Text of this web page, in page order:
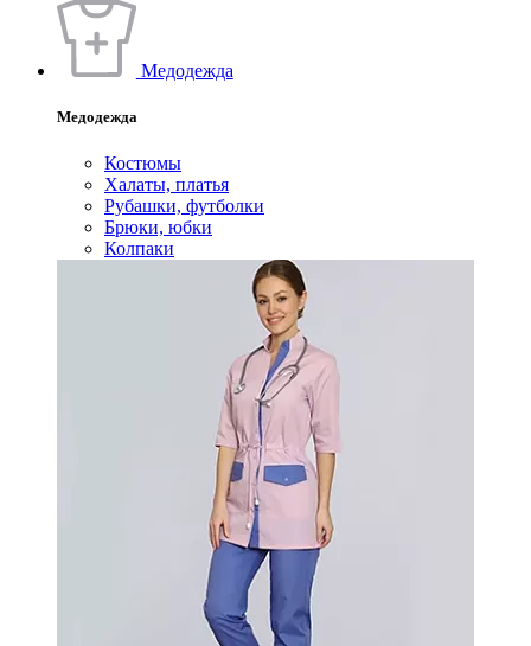
Медодежда
Медодежда
Костюмы
Халаты, платья
Рубашки, футболки
Брюки, юбки
Колпаки